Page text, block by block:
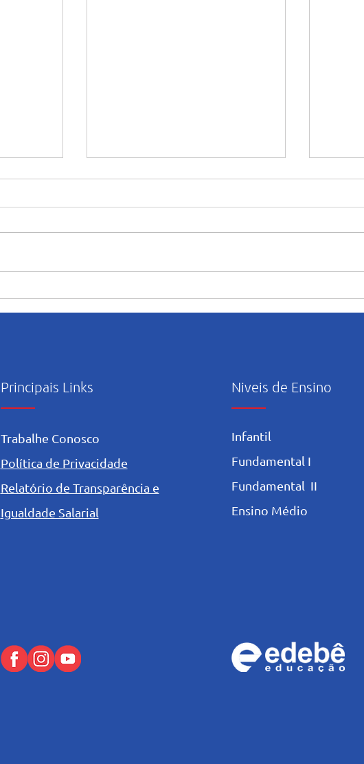
Principais Links
Trabalhe Conosco
Política de Privacidade
Relatório de Transparência e
Igualdade Salarial
Niveis de Ensino
Infantil
Fundamental I
Fundamental II
Ensino Médio